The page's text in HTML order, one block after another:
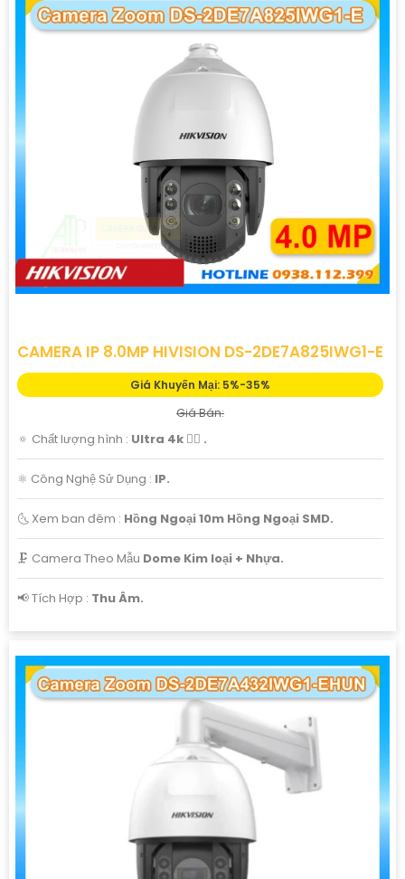
CAMERA IP 8.0MP HIVISION DS-2DE7A825IWG1-E
Giá Khuyến Mại: 5%-35%
Giá Bán:
🔅 Chất lượng hình : Ultra 4k 👍🏾 .
⚛️ Công Nghệ Sử Dụng : IP.
🌜 Xem ban đêm : Hồng Ngoại 10m Hồng Ngoại SMD.
🗜️ Camera Theo Mẫu Dome Kim loại + Nhựa.
️📢 Tích Hợp : Thu Âm.